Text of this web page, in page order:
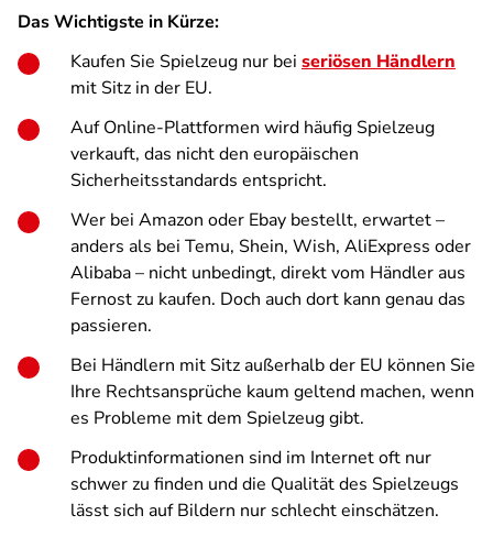
Das Wichtigste in Kürze:
Kaufen Sie Spielzeug nur bei seriösen Händlern
mit Sitz in der EU.
Auf Online-Plattformen wird häufig Spielzeug
verkauft, das nicht den europäischen
Sicherheitsstandards entspricht.
Wer bei Amazon oder Ebay bestellt, erwartet –
anders als bei Temu, Shein, Wish, AliExpress oder
Alibaba – nicht unbedingt, direkt vom Händler aus
Fernost zu kaufen. Doch auch dort kann genau das
passieren.
Bei Händlern mit Sitz außerhalb der EU können Sie
Ihre Rechtsansprüche kaum geltend machen, wenn
es Probleme mit dem Spielzeug gibt.
Produktinformationen sind im Internet oft nur
schwer zu finden und die Qualität des Spielzeugs
lässt sich auf Bildern nur schlecht einschätzen.